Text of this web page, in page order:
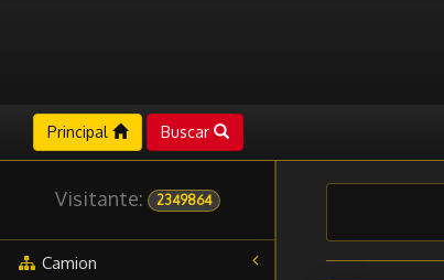
Principal Buscar
Visitante: 2349864
Camion